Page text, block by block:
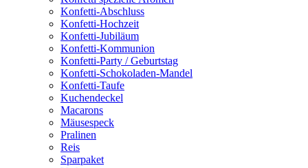
Konfetti-Abschluss
Konfetti-Hochzeit
Konfetti-Jubiläum
Konfetti-Kommunion
Konfetti-Party / Geburtstag
Konfetti-Schokoladen-Mandel
Konfetti-Taufe
Kuchendeckel
Macarons
Mäusespeck
Pralinen
Reis
Sparpaket